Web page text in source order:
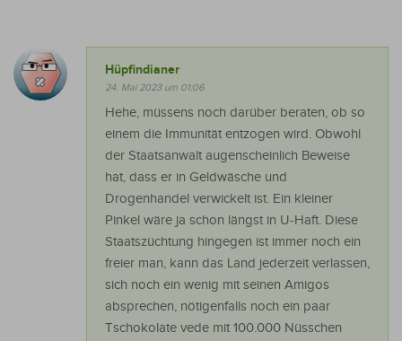
Hüpfindianer
24. Mai 2023 um 01:06
Hehe, müssens noch darüber beraten, ob so
einem die Immunität entzogen wird. Obwohl
der Staatsanwalt augenscheinlich Beweise
hat, dass er in Geldwäsche und
Drogenhandel verwickelt ist. Ein kleiner
Pinkel wäre ja schon längst in U-Haft. Diese
Staatszüchtung hingegen ist immer noch ein
freier man, kann das Land jederzeit verlassen,
sich noch ein wenig mit seinen Amigos
absprechen, nötigenfalls noch ein paar
Tschokolate vede mit 100.000 Nüsschen